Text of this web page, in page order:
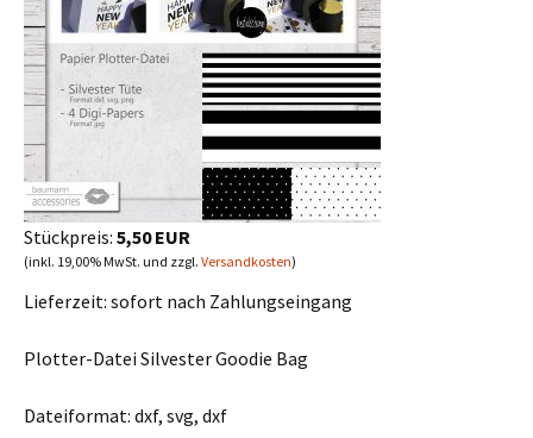
Stückpreis: 5,50 EUR
(inkl. 19,00% MwSt. und zzgl. Versandkosten)
Lieferzeit: sofort nach Zahlungseingang
Plotter-Datei Silvester Goodie Bag
Dateiformat: dxf, svg, dxf